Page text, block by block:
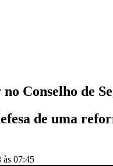
Conselho de
de uma
às 07:45